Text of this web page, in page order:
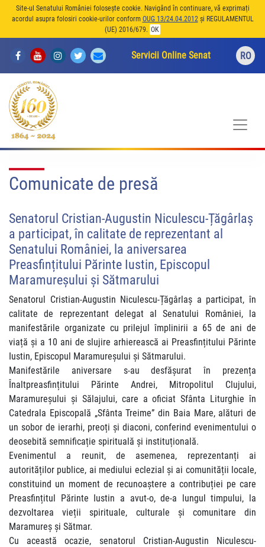
Site-ul Senatului României folosește cookie. Navigând în continuare, vă exprimați
acordul asupra folosiri cookie-urilor conform OUG 13/24.04.2012și REGULAMENTUL
(UE) 2016/679. OK
Servicii Online Senat RO
Comunicate de presă
Senatorul Cristian-Augustin Niculescu-Țăgârlaș
a participat, în calitate de reprezentant al
Senatului României, la aniversarea
Preasfințitului Părinte Iustin, Episcopul
Maramureșului și Sătmarului
Senatorul Cristian-Augustin Niculescu-Țăgârlaș a participat, în
calitate de reprezentant delegat al Senatului României, la
manifestările organizate cu prilejul împlinirii a 65 de ani de
viață și a 10 ani de slujire arhierească ai Preasfințitului Părinte
Iustin, Episcopul Maramureșului și Sătmarului.
Manifestările aniversare s-au desfășurat în prezența
Înaltpreasfințitului Părinte Andrei, Mitropolitul Clujului,
Maramureșului și Sălajului, care a oficiat Sfânta Liturghie în
Catedrala Episcopală „Sfânta Treime” din Baia Mare, alături de
un sobor de ierarhi, preoți și diaconi, conferind evenimentului o
deosebită semnificație spirituală și instituțională.
Evenimentul a reunit, de asemenea, reprezentanți ai
autorităților publice, ai mediului eclezial și ai comunității locale,
constituind un moment de recunoaștere a contribuției pe care
Preasfințitul Părinte Iustin a avut-o, de-a lungul timpului, la
dezvoltarea vieții spirituale, culturale și comunitare din
Maramureș și Sătmar.
Cu această ocazie, senatorul Cristian-Augustin Niculescu-